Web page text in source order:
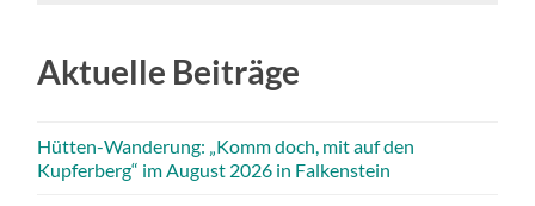
Aktuelle Beiträge
Hütten-Wanderung: „Komm doch, mit auf den
Kupferberg“ im August 2026 in Falkenstein